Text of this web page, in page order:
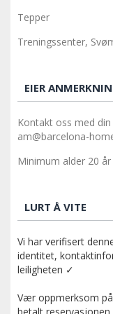
Tepper
Treningssenter,
EIER
Kontakt oss med
am@barcelona-
Minimum alder 20 år
LURT Å VITE
Vi har verifisert
identitet,
leiligheten ✓
Vær oppmerksom